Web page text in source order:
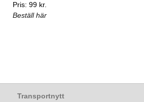
Pris: 99 kr.
Beställ här
Transportnytt